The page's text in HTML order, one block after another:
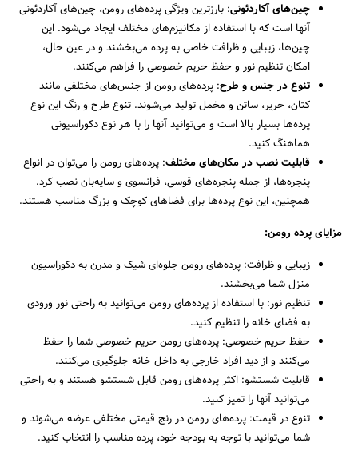
جستجو
چین‌های آکاردئونی: بارزترین ویژگی پرده‌های رومن، چین‌های آکاردئونی
آنها است که با استفاده از مکانیزم‌های مختلف ایجاد می‌شود. این
چین‌ها، زیبایی و ظرافت خاصی به پرده می‌بخشند و در عین حال،
امکان تنظیم نور و حفظ حریم خصوصی را فراهم می‌کنند.
تنوع در جنس و طرح: پرده‌های رومن از جنس‌های مختلفی مانند
کتان، حریر، ساتن و مخمل تولید می‌شوند. تنوع طرح و رنگ این نوع
پرده‌ها بسیار بالا است و می‌توانید آنها را با هر نوع دکوراسیونی
هماهنگ کنید.
قابلیت نصب در مکان‌های مختلف: پرده‌های رومن را می‌توان در انواع
پنجره‌ها، از جمله پنجره‌های قوسی، فرانسوی و سایه‌بان نصب کرد.
همچنین، این نوع پرده‌ها برای فضاهای کوچک و بزرگ مناسب هستند.
مزایای پرده رومن:
زیبایی و ظرافت: پرده‌های رومن جلوه‌ای شیک و مدرن به دکوراسیون
منزل شما می‌بخشند.
تنظیم نور: با استفاده از پرده‌های رومن می‌توانید به راحتی نور ورودی
به فضای خانه را تنظیم کنید.
حفظ حریم خصوصی: پرده‌های رومن حریم خصوصی شما را حفظ
می‌کنند و از دید افراد خارجی به داخل خانه جلوگیری می‌کنند.
قابلیت شستشو: اکثر پرده‌های رومن قابل شستشو هستند و به راحتی
می‌توانید آنها را تمیز کنید.
تنوع در قیمت: پرده‌های رومن در رنج قیمتی مختلفی عرضه می‌شوند و
شما می‌توانید با توجه به بودجه خود، پرده مناسب را انتخاب کنید.